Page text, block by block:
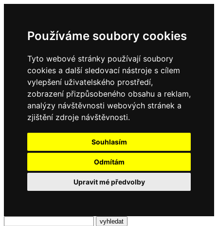
Používáme soubory cookies
Tyto webové stránky používají soubory
cookies a další sledovací nástroje s cílem
vylepšení uživatelského prostředí,
zobrazení přizpůsobeného obsahu a reklam,
analýzy návštěvnosti webových stránek a
zjištění zdroje návštěvnosti.
Souhlasím
Odmítám
Upravit mé předvolby